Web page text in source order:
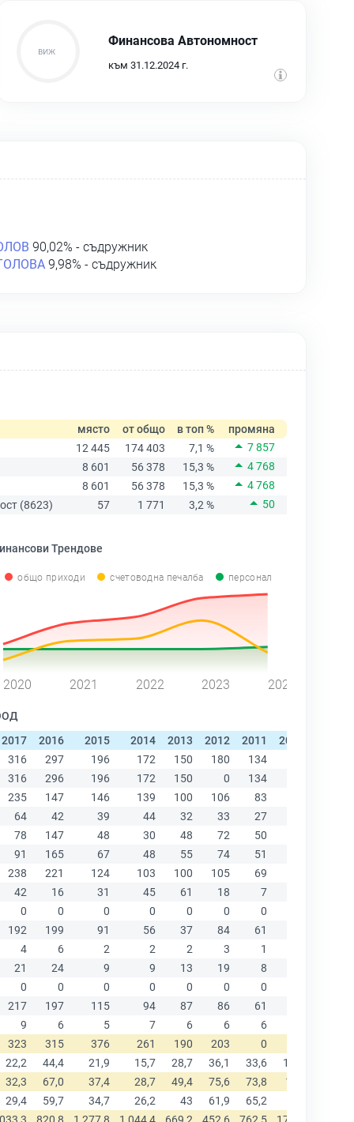
Финансова Автономност
към 31.12.2024 г.
90,02% - съдружник
9,98% - съдружник
място от общо в топ %
промяна
12 445
174 403 7,1 %
7 857
8 601
56 378 15,3 %
4 768
8 601
56 378 15,3 %
4 768
(8623)
57 1 771 3,2 % 50
Трендове
общо приходи счетоводна печалба персонал
2020 2021 2022 2023 2024
2017
2016 2015 2014 2013 2012 2011 2010